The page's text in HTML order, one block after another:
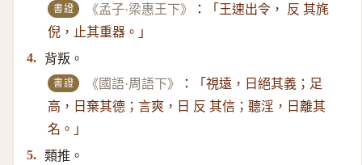
書證 《孟子·梁惠王下》 ：
「王速出令， 反 其旄
倪，止其重器。」
4.
背叛。
書證 《國語·周語下》 ：
「視遠，日絕其義；足
高，日棄其德；言爽，日 反 其信；聽淫，日離其
名。」
5. 類推。